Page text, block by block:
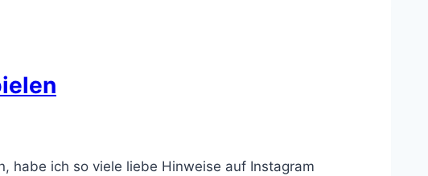
habe ich so viele liebe Hinweise auf Instagram